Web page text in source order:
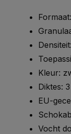
Kleur:
Diktes:
EU-
Vocht